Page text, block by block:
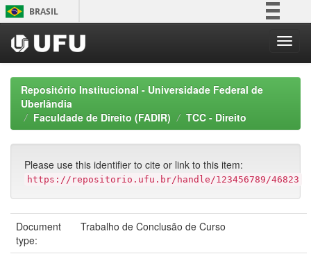
Skip
navigation
BRASIL
Participe
Acesso à informação
Legislação
Repositório Institucional - Universidade Federal de
Uberlândia
Faculdade de Direito (FADIR)
TCC - Direito
Please use this identifier to cite or link to this item:
https://repositorio.ufu.br/handle/123456789/46823
Document
type:
Trabalho de Conclusão de Curso